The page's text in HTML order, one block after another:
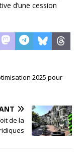
d’une cession
2025 pour
de la